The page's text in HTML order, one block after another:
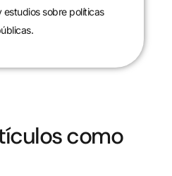
sobre políticas
como